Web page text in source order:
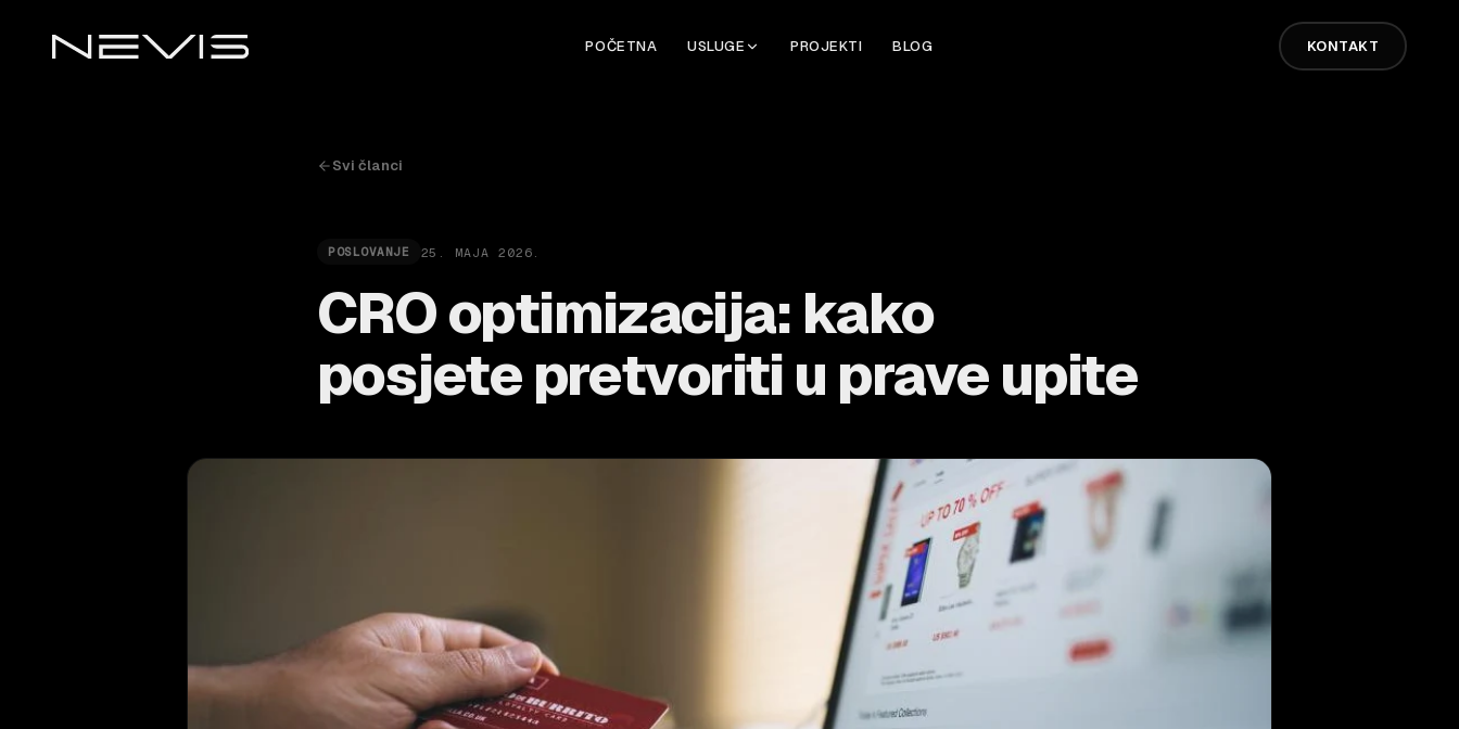
POČETNA USLUGE PROJEKTI BLOG KONTAKT
Svi članci
POSLOVANJE 25. MAJA 2026.
CRO optimizacija: kako
posjete pretvoriti u prave upite